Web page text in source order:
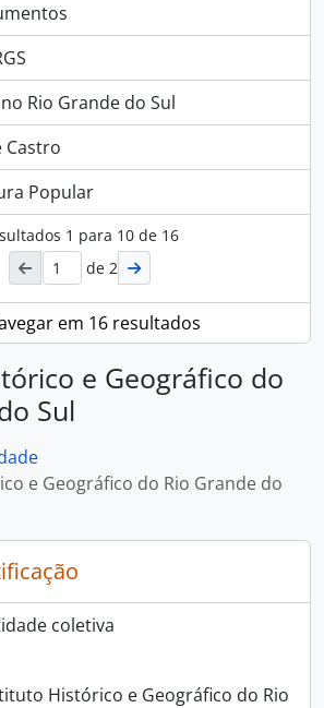
Rio Grande do Sul
Castro
Popular
1 para 10 de 16
de 2
em 16 resultados
e Geográfico do
Sul
e Geográfico do Rio Grande do
coletiva
Histórico e Geográfico do Rio